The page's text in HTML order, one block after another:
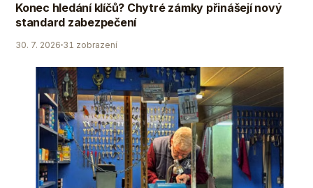
Konec hledání klíčů? Chytré zámky přinášejí nový
standard zabezpečení
30. 7. 2026 31 zobrazení